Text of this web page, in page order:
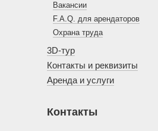
Вакансии
F.A.Q. для арендаторов
Охрана труда
3D-тур
Контакты и реквизиты
Аренда и услуги
Контакты